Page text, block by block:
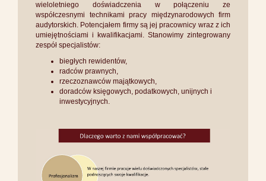
wieloletniego doświadczenia w połączeniu ze
współczesnymi technikami pracy międzynarodowych firm
audytorskich. Potencjałem firmy są jej pracownicy wraz z ich
umiejętnościami i kwalifikacjami. Stanowimy zintegrowany
zespół specjalistów:
biegłych rewidentów,
radców prawnych,
rzeczoznawców majątkowych,
doradców księgowych, podatkowych, unijnych i
inwestycyjnych.